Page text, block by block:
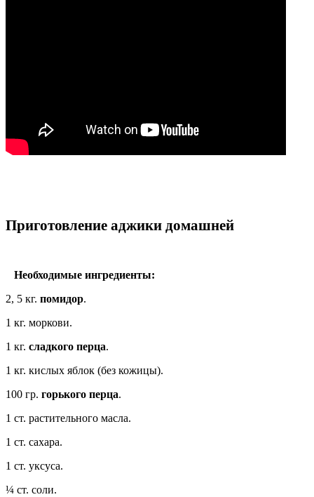
Приготовление аджики домашней
Необходимые ингредиенты:
2, 5 кг. помидор.
1 кг. моркови.
1 кг. сладкого перца.
1 кг. кислых яблок (без кожицы).
100 гр. горького перца.
1 ст. растительного масла.
1 ст. сахара.
1 ст. уксуса.
¼ ст. соли.